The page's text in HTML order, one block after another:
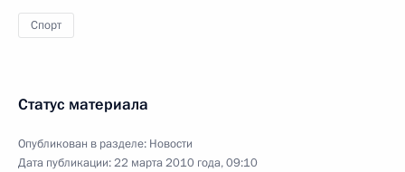
Спорт
Статус материала
Опубликован в разделе: Новости
Дата публикации:22 марта 2010 года, 09:10